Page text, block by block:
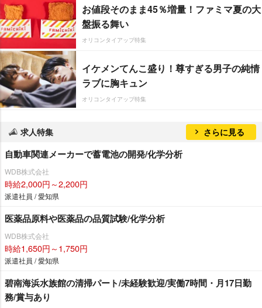
お値段そのまま45％増量！ファミマ夏の大
盤振る舞い
オリコンタイアップ特集
イケメンてんこ盛り！尊すぎる男子の純情
ラブに胸キュン
オリコンタイアップ特集
求人特集 さらに見る
自動車関連メーカーで蓄電池の開発/化学分析
WDB株式会社
時給2,000円～2,200円
派遣社員 / 愛知県
医薬品原料や医薬品の品質試験/化学分析
WDB株式会社
時給1,650円～1,750円
派遣社員 / 愛知県
碧南海浜水族館の清掃パート/未経験歓迎/実働7時間・月17日勤
務/賞与あり